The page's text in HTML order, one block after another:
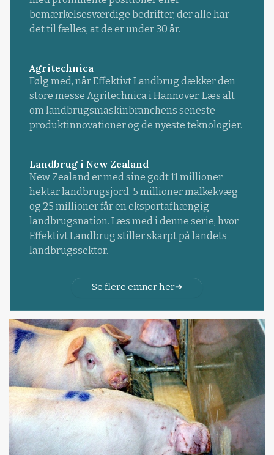
bemærkelsesværdige bedrifter, der alle har
det til fælles, at de er under 30 år.
Agritechnica
Følg med, når Effektivt Landbrug dækker den
store messe Agritechnica i Hannover. Læs alt
om landbrugsmaskinbranchens seneste
produktinnovationer og de nyeste teknologier.
Landbrug i New Zealand
New Zealand er med sine godt 11 millioner
hektar landbrugsjord, 5 millioner malkekvæg
og 25 millioner får en eksportafhængig
landbrugsnation. Læs med i denne serie, hvor
Effektivt Landbrug stiller skarpt på landets
landbrugssektor.
Se flere emner her